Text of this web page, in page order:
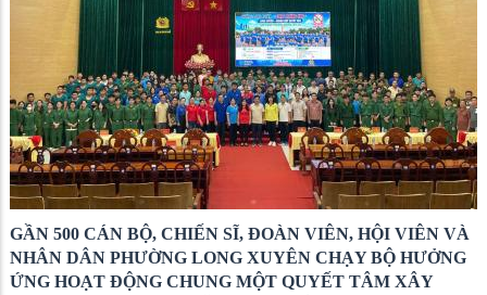
GẦN 500 CÁN BỘ, CHIẾN SĨ, ĐOÀN VIÊN, HỘI VIÊN VÀ
NHÂN DÂN PHƯỜNG LONG XUYÊN CHẠY BỘ HƯỞNG
ỨNG HOẠT ĐỘNG CHUNG MỘT QUYẾT TÂM XÂY